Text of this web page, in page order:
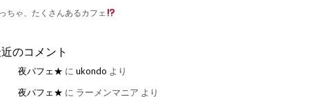
ちゃ、たくさんあるカフェ
のコメント
夜パフェ★ に ukondo より
夜パフェ★ に ラーメンマニア より